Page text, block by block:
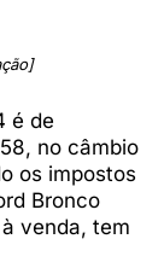
é de
no câmbio
os impostos
Bronco
venda, tem